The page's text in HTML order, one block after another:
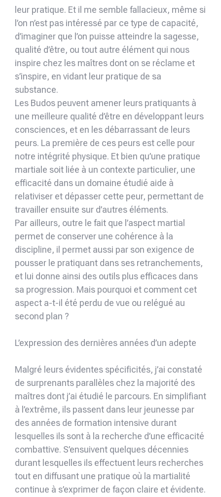
leur pratique. Et il me semble fallacieux, même si
l’on n’est pas intéressé par ce type de capacité,
d’imaginer que l’on puisse atteindre la sagesse,
qualité d’être, ou tout autre élément qui nous
inspire chez les maîtres dont on se réclame et
s’inspire, en vidant leur pratique de sa
substance.
Les Budos peuvent amener leurs pratiquants à
une meilleure qualité d’être en développant leurs
consciences, et en les débarrassant de leurs
peurs. La première de ces peurs est celle pour
notre intégrité physique. Et bien qu’une pratique
martiale soit liée à un contexte particulier, une
efficacité dans un domaine étudié aide à
relativiser et dépasser cette peur, permettant de
travailler ensuite sur d’autres éléments.
Par ailleurs, outre le fait que l’aspect martial
permet de conserver une cohérence à la
discipline, il permet aussi par son exigence de
pousser le pratiquant dans ses retranchements,
et lui donne ainsi des outils plus efficaces dans
sa progression. Mais pourquoi et comment cet
aspect a-t-il été perdu de vue ou relégué au
second plan ?
L’expression des dernières années d’un adepte
Malgré leurs évidentes spécificités, j’ai constaté
de surprenants parallèles chez la majorité des
maîtres dont j’ai étudié le parcours. En simplifiant
à l’extrême, ils passent dans leur jeunesse par
des années de formation intensive durant
lesquelles ils sont à la recherche d’une efficacité
combattive. S’ensuivent quelques décennies
durant lesquelles ils effectuent leurs recherches
tout en diffusant une pratique où la martialité
continue à s’exprimer de façon claire et évidente.